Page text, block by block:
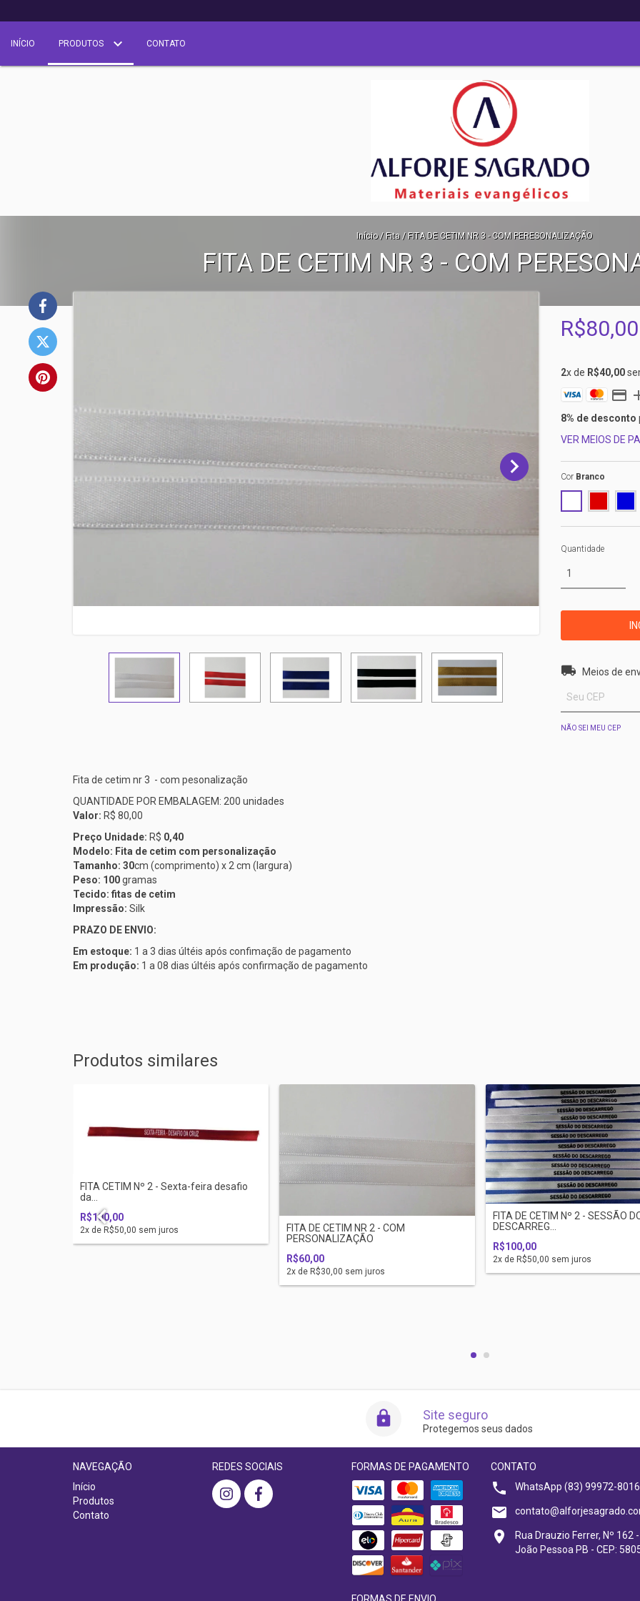
INÍCIO PRODUTOS CONTATO
Início / Fita / FITA DE CETIM NR 3 - COM PERESONALIZAÇÃO
FITA DE CETIM NR 3 - COM
R$80,00
2x de R$40,00
8% de desconto
VER MEIOS DE
Cor Branco
Quantidade
Entregas para o
Meios de
NÃO SEI MEU CEP
Fita de cetim nr 3 - com pesonalização
QUANTIDADE POR EMBALAGEM: 200 unidades
Valor: R$ 80,00
Preço Unidade: R$ 0,40
Modelo: Fita de cetim com personalização
Tamanho: 30cm (comprimento) x 2 cm (largura)
Peso: 100gramas
Tecido: fitas de cetim
Impressão: Silk
PRAZO DE ENVIO:
Em estoque: 1 a 3 dias últéis após confimação de pagamento
Em produção: 1 a 08 dias últéis após confirmação de pagamento
Produtos similares
FITA CETIM Nº 2 - Sexta-feira desafio
da...
R$100,00
2x de R$50,00 sem juros
FITA DE CETIM NR 2 - COM
PERSONALIZAÇÃO
R$60,00
2x de R$30,00 sem juros
FITA DE CETIM Nº 2 - SESSÃO
DESCARREG...
R$100,00
2x de R$50,00 sem juros
Site seguro
Protegemos seus dados
NAVEGAÇÃO
Início
Produtos
Contato
REDES SOCIAIS FORMAS DE PAGAMENTO
CONTATO
WhatsApp (83) 99972-8016
Rua Drauzio Ferrer, Nº 162
João Pessoa PB - CEP: